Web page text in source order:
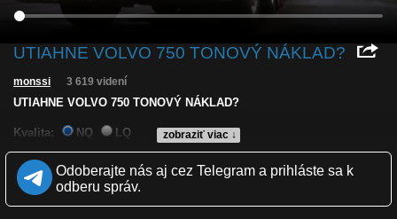
UTIAHNE VOLVO 750 TONOVÝ NÁKLAD?
zobraziť viac ↓
monssi 3 619 videní
UTIAHNE VOLVO 750 TONOVÝ NÁKLAD?
Kvalita: NQ
LQ
Zverejnené: 11.4.2017 11:53
Páči sa: 71% (7 hlasov)
Obľúbené: 1
Komentárov: 2
Dľžka: 6:06
Odoberajte nás aj cez Telegram a prihláste sa k
odberu správ.